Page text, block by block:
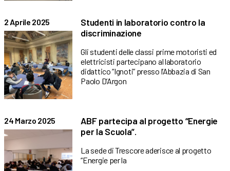
2 Aprile 2025
Studenti in laboratorio contro la
discriminazione
Gli studenti delle classi prime motoristi ed
elettricisti partecipano al laboratorio
didattico “Ignoti” presso l’Abbazia di San
Paolo D’Argon
24 Marzo 2025
ABF partecipa al progetto “Energie
per la Scuola”.
La sede di Trescore aderisce al progetto
“Energie per la